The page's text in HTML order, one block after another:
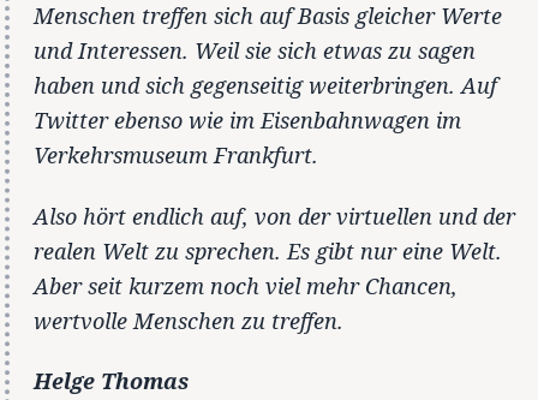
Menschen treffen sich auf Basis gleicher Werte
und Interessen. Weil sie sich etwas zu sagen
haben und sich gegenseitig weiterbringen. Auf
Twitter ebenso wie im Eisenbahnwagen im
Verkehrsmuseum Frankfurt.
Also hört endlich auf, von der virtuellen und der
realen Welt zu sprechen. Es gibt nur eine Welt.
Aber seit kurzem noch viel mehr Chancen,
wertvolle Menschen zu treffen.
Helge Thomas